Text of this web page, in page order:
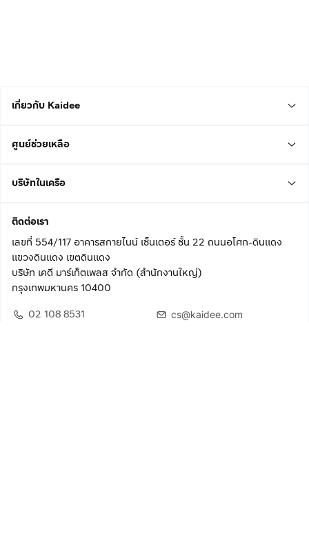
เกี่ยวกับ Kaidee
ศูนย์ช่วยเหลือ
บริษัทในเครือ
ติดต่อเรา
เลขที่ 554/117 อาคารสกายไนน์ เซ็นเตอร์ ชั้น 22 ถนนอโศก-ดินแดง
แขวงดินแดง เขตดินแดง
บริษัท เคดี มาร์เก็ตเพลส จำกัด (สำนักงานใหญ่)
กรุงเทพมหานคร 10400
02 108 8531
cs@kaidee.com